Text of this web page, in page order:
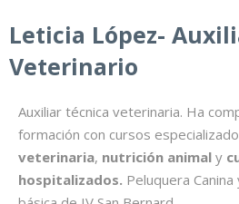
Leticia López-
Veterinario
Auxiliar técnica veterinaria. Ha
formación con cursos
veterinaria, nutrición animal y
hospitalizados. Peluquera